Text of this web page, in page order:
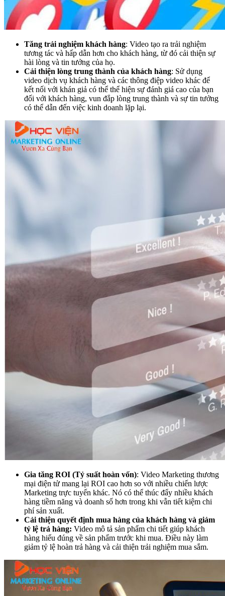
Tăng trải nghiệm khách hàng: Video tạo ra trải nghiệm
tương tác và hấp dẫn hơn cho khách hàng, từ đó cải thiện sự
hài lòng và tin tưởng của họ.
Cải thiện lòng trung thành của khách hàng: Sử dụng
video dịch vụ khách hàng và các thông điệp video khác để
kết nối với khán giả có thể thể hiện sự đánh giá cao của bạn
đối với khách hàng, vun đắp lòng trung thành và sự tin tưởng
có thể dẫn đến việc kinh doanh lặp lại.
Gia tăng ROI (Tỷ suất hoàn vốn): Video Marketing thương
mại điện tử mang lại ROI cao hơn so với nhiều chiến lược
Marketing trực tuyến khác. Nó có thể thúc đẩy nhiều khách
hàng tiềm năng và doanh số hơn trong khi vẫn tiết kiệm chi
phí sản xuất.
Cải thiện quyết định mua hàng của khách hàng và giảm
tỷ lệ trả hàng: Video mô tả sản phẩm chi tiết giúp khách
hàng hiểu đúng về sản phẩm trước khi mua. Điều này làm
giảm tỷ lệ hoàn trả hàng và cải thiện trải nghiệm mua sắm.